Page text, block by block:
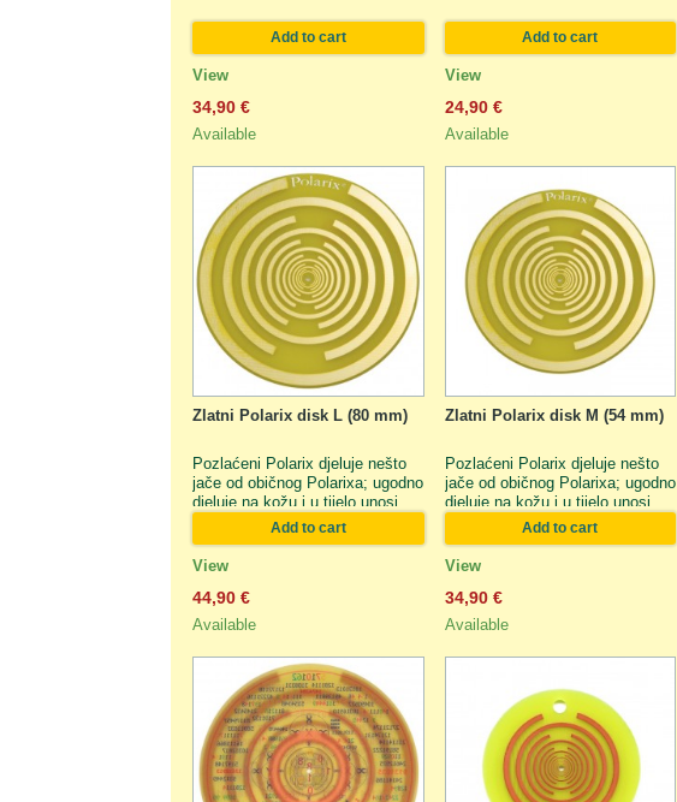
Add to cart
View
34,90 €
Available
Add to cart
View
24,90 €
Available
Zlatni Polarix disk L (80 mm)
Pozlaćeni Polarix djeluje nešto
jače od običnog Polarixa; ugodno
djeluje na kožu i u tijelo unosi
ljekovite sastojke zlata. To je
osnovni Polarix i namijenjen je
općem domaćem korištenju, na
mjesta ili čakre. U usporedbi s
Polarixom M ili S ima »najveću
Add to cart
View
44,90 €
Available
Zlatni Polarix disk M (54 mm)
Pozlaćeni Polarix djeluje nešto
jače od običnog Polarixa; ugodno
djeluje na kožu i u tijelo unosi
ljekovite sastojke zlata. To je
osnovni Polarix i namijenjen je
općem domaćem korištenju, na
mjesta ili čakre. U usporedbi s
Polarixom M ili S ima »najveću
Add to cart
View
34,90 €
Available